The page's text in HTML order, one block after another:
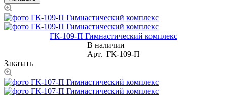
ГК-109-П Гимнастический комплекс
В наличии
Арт. ГК-109-П
Заказать